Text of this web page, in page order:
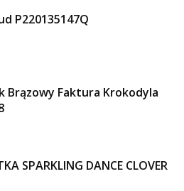
P220135147Q
Brązowy Faktura Krokodyla
SPARKLING DANCE CLOVER